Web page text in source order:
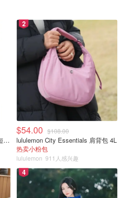
lululemon Softstreme 女士高腰短裤 10cm
2
$54.00 $108.00
lululemon City Essentials 肩背包 4L
热卖小粉包
lululemon 911人感兴趣
4